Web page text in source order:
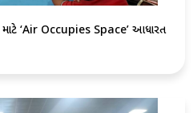
માટે ‘Air Occupies Space’ આધારિત